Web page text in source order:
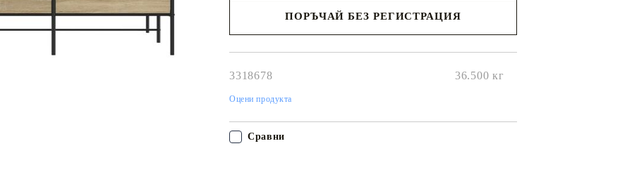
ПОРЪЧАЙ БЕЗ РЕГИСТРАЦИЯ
3318678 36.500 кг
Оцени продукта
Сравни